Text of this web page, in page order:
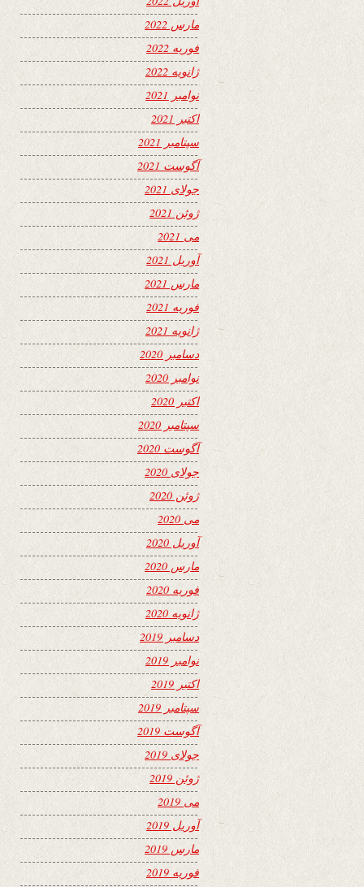
مارس 2022
فوریه 2022
ژانویه 2022
نوامبر 2021
اکتبر 2021
سپتامبر 2021
آگوست 2021
جولای 2021
ژوئن 2021
می 2021
آوریل 2021
مارس 2021
فوریه 2021
ژانویه 2021
دسامبر 2020
نوامبر 2020
اکتبر 2020
سپتامبر 2020
آگوست 2020
جولای 2020
ژوئن 2020
می 2020
آوریل 2020
مارس 2020
فوریه 2020
ژانویه 2020
دسامبر 2019
نوامبر 2019
اکتبر 2019
سپتامبر 2019
آگوست 2019
جولای 2019
ژوئن 2019
می 2019
آوریل 2019
مارس 2019
فوریه 2019